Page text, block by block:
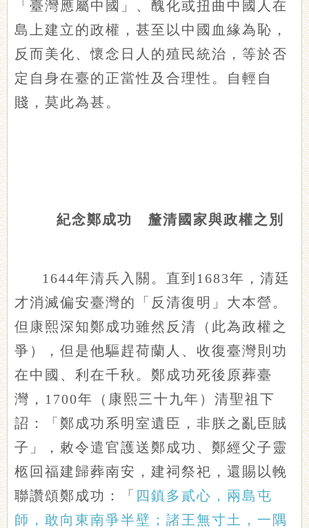
「臺灣應屬中國」、醜化或扭曲中國人在
島上建立的政權，甚至以中國血緣為恥，
反而美化、懷念日人的殖民統治，等於否
定自身在臺的正當性及合理性。自輕自
賤，莫此為甚。
紀念鄭成功 釐清國家與政權之別
1644年清兵入關。直到1683年，清廷
才消滅偏安臺灣的「反清復明」大本營。
但康熙深知鄭成功雖然反清（此為政權之
爭），但是他驅趕荷蘭人、收復臺灣則功
在中國、利在千秋。鄭成功死後原葬臺
灣，1700年（康熙三十九年）清聖祖下
詔：「鄭成功系明室遺臣，非朕之亂臣賊
子」，敕令遣官護送鄭成功、鄭經父子靈
柩回福建歸葬南安，建祠祭祀，還賜以輓
聯讚頌鄭成功：「 四鎮多貳心，兩島屯
師，敢向東南爭半壁；諸王無寸土，一隅